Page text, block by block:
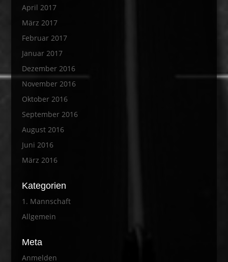
April 2017
März 2017
Februar 2017
Januar 2017
Dezember 2016
November 2016
Oktober 2016
September 2016
August 2016
Juni 2016
März 2016
Kategorien
1. Mannschaft
Allgemein
Meta
Anmelden